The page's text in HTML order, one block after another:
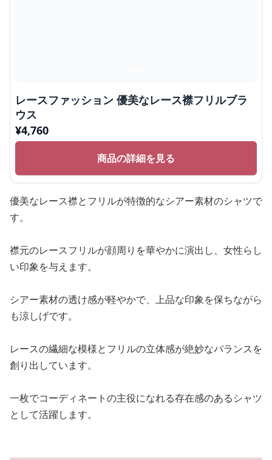
レースファッション 優美なレース襟フリルブラ
ウス
¥4,760
商品の詳細を見る
優美なレース襟とフリルが特徴的なシアー素材のシャツで
す。
襟元のレースフリルが顔周りを華やかに演出し、女性らし
い印象を与えます。
シアー素材の透け感が軽やかで、上品な印象を保ちながら
も涼しげです。
レースの繊細な模様とフリルの立体感が絶妙なバランスを
創り出しています。
一枚でコーディネートの主役になれる存在感のあるシャツ
として活躍します。